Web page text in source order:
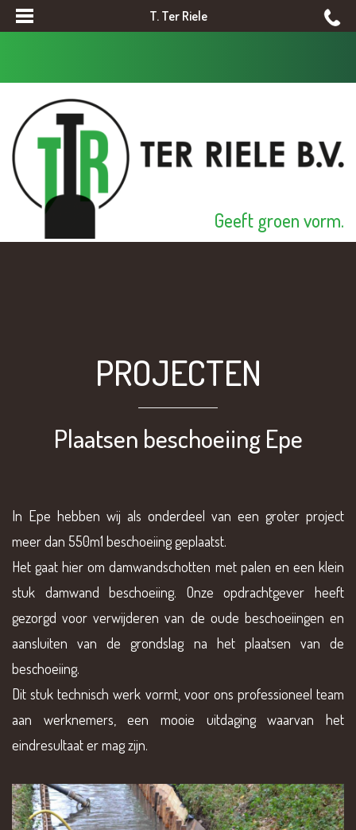
T. Ter Riele
Geeft groen vorm.
PROJECTEN
Plaatsen beschoeiing Epe
In Epe hebben wij als onderdeel van een groter project
meer dan 550m1 beschoeiing geplaatst.
Het gaat hier om damwandschotten met palen en een klein
stuk damwand beschoeiing. Onze opdrachtgever heeft
gezorgd voor verwijderen van de oude beschoeiingen en
aansluiten van de grondslag na het plaatsen van de
beschoeiing.
Dit stuk technisch werk vormt, voor ons professioneel team
aan werknemers, een mooie uitdaging waarvan het
eindresultaat er mag zijn.